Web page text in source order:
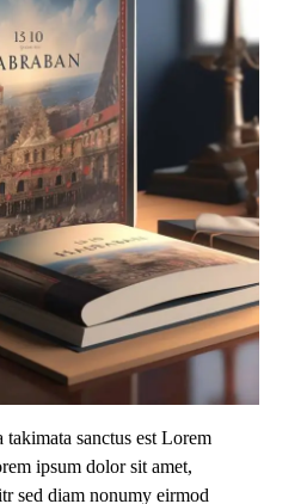
takimata sanctus est Lorem
ipsum dolor sit amet,
sed diam nonumy eirmod